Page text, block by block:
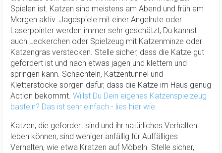
Spielen ist. Katzen sind meistens am Abend und früh am
Morgen aktiv. Jagdspiele mit einer Angelrute oder
Laserpointer werden immer sehr geschätzt, Du kannst
auch Leckerchen oder Spielzeug mit Katzenminze oder
Katzengras verstecken. Stelle sicher, dass die Katze gut
gefordert ist und nach etwas jagen und klettern und
springen kann. Schachteln, Katzentunnel und
Kletterstöcke sorgen dafür, dass die Katze im Haus genug
Action bekommt. Willst Du Dein eigenes Katzenspielzeug
basteln? Das ist sehr einfach - lies hier wie.
Katzen, die gefordert sind und ihr natürliches Verhalten
leben können, sind weniger anfällig für Auffälliges
Verhalten, wie etwa Kratzen auf Möbeln. Stelle sicher,